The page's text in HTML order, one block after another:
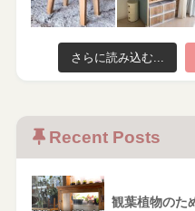
さらに読み込む...
Recent Posts
観葉植物のた